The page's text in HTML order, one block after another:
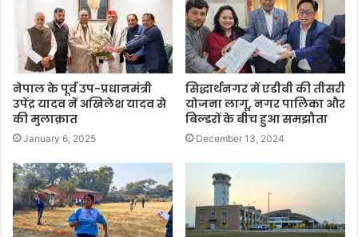
नेपाल के पूर्व उप-प्रधानमंत्री
उपेंद्र यादव नें अखिलेश यादव से
की मुलाक़ात
January 6, 2025
सिद्धार्थनगर में एडीबी की तीसरी
योजना लागू, नगर पालिका और
बिल्डरों के बीच हुआ समझौता
December 13, 2024